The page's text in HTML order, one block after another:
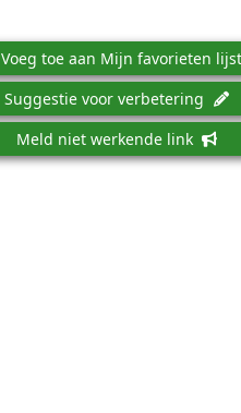
Voeg toe aan Mijn favorieten lijst
Suggestie voor verbetering
Meld niet werkende link